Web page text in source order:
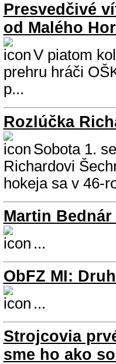
Presvedčivé
od Malého
V piatom
prehru hráči
p...
Rozlúčka
Sobota 1.
Richardovi
hokeja sa v 46-
Martin
...
ObFZ MI:
...
Strojcovia
sme ho ako